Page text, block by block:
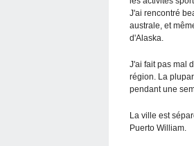
J'ai rencontré
australe, et
d'Alaska.
J'ai fait pas mal
région. La
pendant une
La ville est
Puerto William.